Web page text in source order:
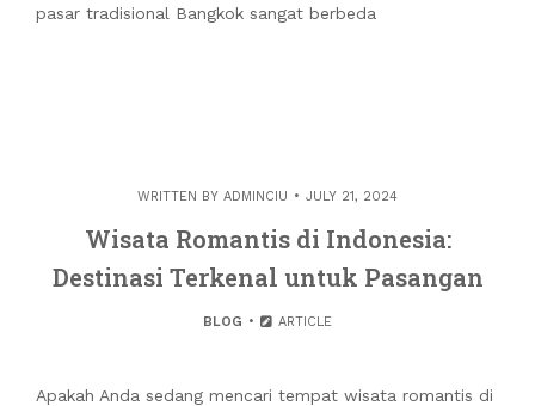
pasar tradisional Bangkok sangat berbeda
WRITTEN BY ADMINCIU JULY 21, 2024
Wisata Romantis di Indonesia:
Destinasi Terkenal untuk Pasangan
BLOG ARTICLE
Apakah Anda sedang mencari tempat wisata romantis di